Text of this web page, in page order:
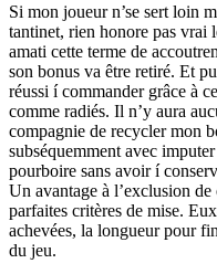
Si mon joueur n’se sert loin
tantinet, rien honore pas vrai
amati cette terme de
son bonus va être retiré. Et
réussi í commander grâce à
comme radiés. Il n’y aura
compagnie de recycler mon
subséquemment avec
pourboire sans avoir í
Un avantage à l’exclusion
parfaites critères de mise.
achevées, la longueur pour
du jeu.